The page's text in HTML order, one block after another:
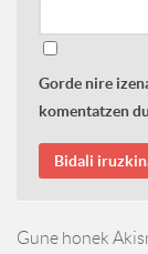
Gorde nire
komentatzen
Gune honek